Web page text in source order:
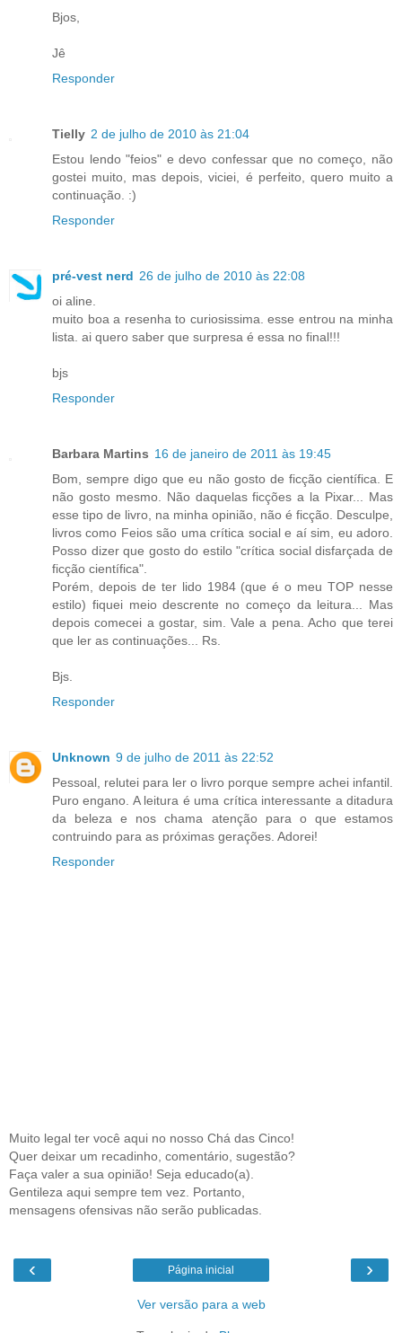
Bjos,
Jê
Responder
Tielly 2 de julho de 2010 às 21:04
Estou lendo "feios" e devo confessar que no começo, não
gostei muito, mas depois, viciei, é perfeito, quero muito a
continuação. :)
Responder
pré-vest nerd 26 de julho de 2010 às 22:08
oi aline.
muito boa a resenha to curiosissima. esse entrou na minha
lista. ai quero saber que surpresa é essa no final!!!
bjs
Responder
Barbara Martins 16 de janeiro de 2011 às 19:45
Bom, sempre digo que eu não gosto de ficção científica. E
não gosto mesmo. Não daquelas ficções a la Pixar... Mas
esse tipo de livro, na minha opinião, não é ficção. Desculpe,
livros como Feios são uma crítica social e aí sim, eu adoro.
Posso dizer que gosto do estilo "crítica social disfarçada de
ficção científica".
Porém, depois de ter lido 1984 (que é o meu TOP nesse
estilo) fiquei meio descrente no começo da leitura... Mas
depois comecei a gostar, sim. Vale a pena. Acho que terei
que ler as continuações... Rs.
Bjs.
Responder
Unknown 9 de julho de 2011 às 22:52
Pessoal, relutei para ler o livro porque sempre achei infantil.
Puro engano. A leitura é uma crítica interessante a ditadura
da beleza e nos chama atenção para o que estamos
contruindo para as próximas gerações. Adorei!
Responder
Muito legal ter você aqui no nosso Chá das Cinco!
Quer deixar um recadinho, comentário, sugestão?
Faça valer a sua opinião! Seja educado(a).
Gentileza aqui sempre tem vez. Portanto,
mensagens ofensivas não serão publicadas.
‹ ›
Página inicial
Ver versão para a web